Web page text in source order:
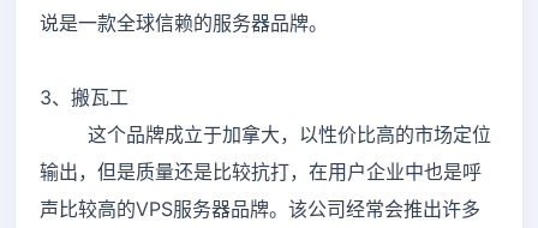
说是一款全球信赖的服务器品牌。
3、搬瓦工
这个品牌成立于加拿大，以性价比高的市场定位
输出，但是质量还是比较抗打，在用户企业中也是呼
声比较高的VPS服务器品牌。该公司经常会推出许多